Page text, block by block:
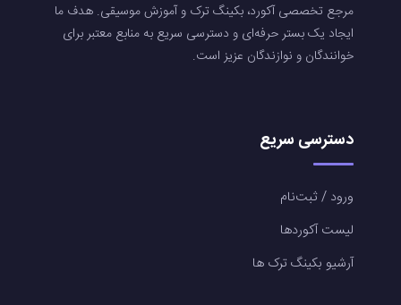
مرجع تخصصی آکورد، بکینگ ترک و آموزش موسیقی. هدف ما
ایجاد یک بستر حرفه‌ای و دسترسی سریع به منابع معتبر برای
خوانندگان و نوازندگان عزیز است.
دسترسی سریع
ورود / ثبت‌نام
لیست آکوردها
آرشیو بکینگ ترک ها